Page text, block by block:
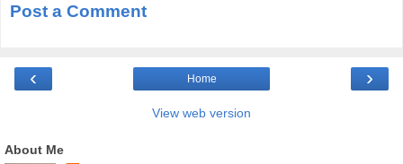
Post a Comment
‹ ›
Home
View web version
About Me